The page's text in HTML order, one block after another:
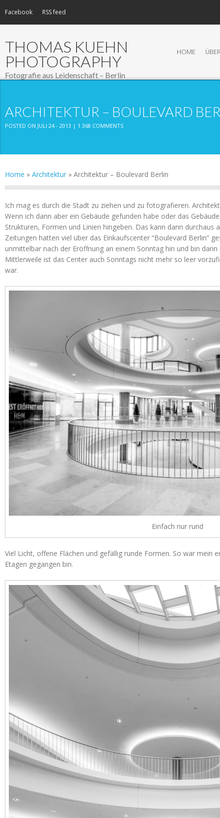
Facebook RSS feed
THOMAS KUEHN
PHOTOGRAPHY
Fotografie aus Leidenschaft – Berlin
HOME
ARCHITEKTUR – BOULEVARD
POSTED ON JULI 24 - 2013 | 1.368 COMMENTS
Home » Architektur » Architektur – Boulevard Berlin
Ich mag es durch die Stadt zu ziehen und zu fotografieren.
Wenn ich dann aber ein Gebäude gefunden habe oder das
Strukturen, Formen und Linien hingeben. Das kann dann durchaus
Zeitungen hatten viel über das Einkaufscenter “Boulevard Berlin”
unmittelbar nach der Eröffnung an einem Sonntag hin und bin
Mittlerweile ist das Center auch Sonntags nicht mehr so leer
war.
Einfach nur rund
Viel Licht, offene Flächen und gefällig runde Formen. So war mein
Etagen gegangen bin.